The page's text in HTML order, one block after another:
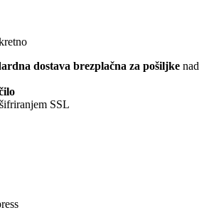
dostava brezplačna za pošiljke nad
SSL